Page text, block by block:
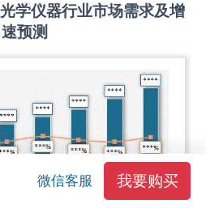
光学仪器行业市场需求及增
速预测
微信客服 我要购买